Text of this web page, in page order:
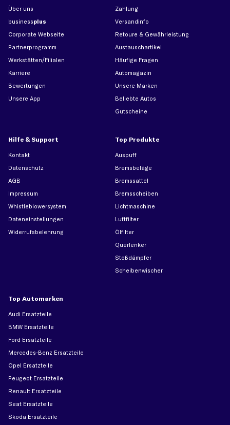
Über uns
businessplus
Corporate Webseite
Partnerprogramm
Werkstätten/Filialen
Karriere
Bewertungen
Unsere App
Zahlung
Versandinfo
Retoure & Gewährleistung
Austauschartikel
Häufige Fragen
Automagazin
Unsere Marken
Beliebte Autos
Gutscheine
Hilfe & Support
Kontakt
Datenschutz
AGB
Impressum
Whistleblowersystem
Dateneinstellungen
Widerrufsbelehrung
Top Produkte
Auspuff
Bremsbeläge
Bremssattel
Bremsscheiben
Lichtmaschine
Luftfilter
Ölfilter
Querlenker
Stoßdämpfer
Scheibenwischer
Top Automarken
Audi Ersatzteile
BMW Ersatzteile
Ford Ersatzteile
Mercedes-Benz Ersatzteile
Opel Ersatzteile
Peugeot Ersatzteile
Renault Ersatzteile
Seat Ersatzteile
Skoda Ersatzteile